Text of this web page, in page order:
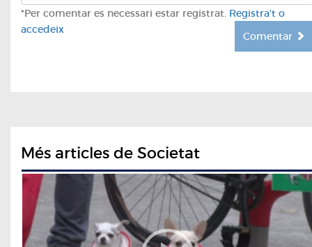
*Per comentar es necessari estar registrat. Registra't o
accedeix
Comentar
Més articles de Societat